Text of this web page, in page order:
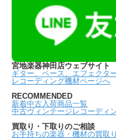
宮地楽器神田店ウェブサイト
ギター、ベース、エフェクタ
レコーディング機材ページへ
RECOMMENDED
新着中古入荷商品一覧
中古ヴィンテージレコーディ
買取り・下取りのご相談
お手持ちの楽器・機材の買取